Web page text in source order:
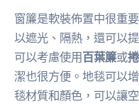
窗簾是軟裝佈置中很重
以遮光、隔熱，還可以
可以考慮使用百葉簾或
潔也很方便。地毯可以
毯材質和顏色，可以讓